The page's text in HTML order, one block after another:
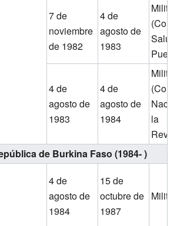
7 de
noviembre
de 1982
4 de
agosto de
1983
Militar
4 de
agosto de
1983
4 de
agosto de
1984
Militar
la
de Burkina Faso (1984- )
4 de
agosto de
1984
15 de
octubre de
1987
Militar